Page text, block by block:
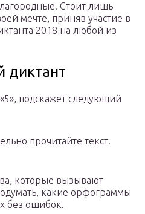
Стоит лишь
мечте, приняв участие в
2018 на любой из
диктант
подскажет следующий
прочитайте текст.
которые вызывают
какие орфограммы
без ошибок.